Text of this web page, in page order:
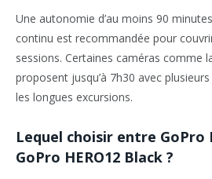
Une autonomie d’au moins 90
continu est recommandée pour
sessions. Certaines caméras comme
proposent jusqu’à 7h30 avec
les longues excursions.
Lequel choisir entre GoPro
GoPro HERO12 Black ?